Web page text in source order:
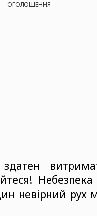
ОГОЛОШЕННЯ
здатен
невірний рух